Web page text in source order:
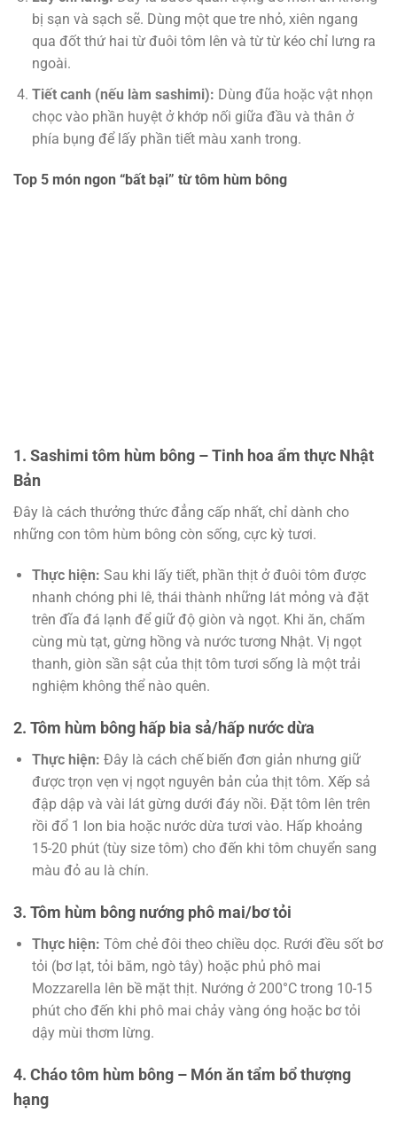
bị sạn và sạch sẽ. Dùng một que tre nhỏ, xiên ngang
qua đốt thứ hai từ đuôi tôm lên và từ từ kéo chỉ lưng ra
ngoài.
Tiết canh (nếu làm sashimi): Dùng đũa hoặc vật nhọn
chọc vào phần huyệt ở khớp nối giữa đầu và thân ở
phía bụng để lấy phần tiết màu xanh trong.
Top 5 món ngon “bất bại” từ tôm hùm bông
1. Sashimi tôm hùm bông – Tinh hoa ẩm thực Nhật
Bản
Đây là cách thưởng thức đẳng cấp nhất, chỉ dành cho
những con tôm hùm bông còn sống, cực kỳ tươi.
Thực hiện: Sau khi lấy tiết, phần thịt ở đuôi tôm được
nhanh chóng phi lê, thái thành những lát mỏng và đặt
trên đĩa đá lạnh để giữ độ giòn và ngọt. Khi ăn, chấm
cùng mù tạt, gừng hồng và nước tương Nhật. Vị ngọt
thanh, giòn sần sật của thịt tôm tươi sống là một trải
nghiệm không thể nào quên.
2. Tôm hùm bông hấp bia sả/hấp nước dừa
Thực hiện: Đây là cách chế biến đơn giản nhưng giữ
được trọn vẹn vị ngọt nguyên bản của thịt tôm. Xếp sả
đập dập và vài lát gừng dưới đáy nồi. Đặt tôm lên trên
rồi đổ 1 lon bia hoặc nước dừa tươi vào. Hấp khoảng
15-20 phút (tùy size tôm) cho đến khi tôm chuyển sang
màu đỏ au là chín.
3. Tôm hùm bông nướng phô mai/bơ tỏi
Thực hiện: Tôm chẻ đôi theo chiều dọc. Rưới đều sốt bơ
tỏi (bơ lạt, tỏi băm, ngò tây) hoặc phủ phô mai
Mozzarella lên bề mặt thịt. Nướng ở 200°C trong 10-15
phút cho đến khi phô mai chảy vàng óng hoặc bơ tỏi
dậy mùi thơm lừng.
4. Cháo tôm hùm bông – Món ăn tẩm bổ thượng
hạng